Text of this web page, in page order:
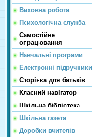
Виховна робота
Психологічна служба
Самостійне
опрацювання
Навчальні програми
Електронні підручники
Сторінка для батьків
Класний навігатор
Шкільна бібліотека
Шкільна газета
Доробки вчителів